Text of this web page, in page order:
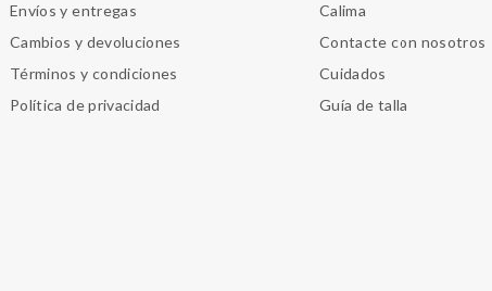
Envíos y entregas
Cambios y devoluciones
Términos y condiciones
Política de privacidad
Calima
Contacte con nosotros
Cuidados
Guía de talla